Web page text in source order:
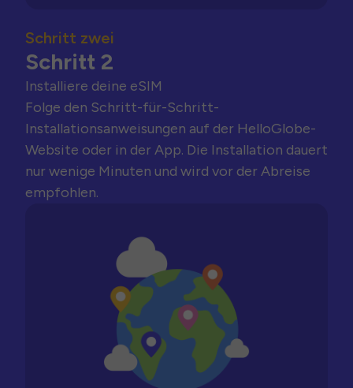
Schritt zwei
Schritt 2
Installiere deine eSIM
Folge den Schritt-für-Schritt-
Installationsanweisungen auf der HelloGlobe-
Website oder in der App. Die Installation dauert
nur wenige Minuten und wird vor der Abreise
empfohlen.